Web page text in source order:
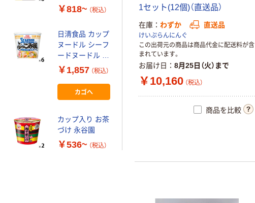
1セット(12個)（直送品）
在庫 わずか 直送品
けいぷらんにんぐ
この出荷元の商品は商品代金に配送料が含
まれています。
お届け日 8月25日（火）まで
￥10,160 （税込）
商品を比較
ごはん
￥818~ （税込）
日清食品 カップ
ヌードル シーフ
ードヌードル ぶ
っこみ飯 1セッ
ト（6個） カップ
ライス カップご
飯
￥1,857 （税込）
カゴへ
カップ入り お茶
づけ 永谷園
￥536~ （税込）